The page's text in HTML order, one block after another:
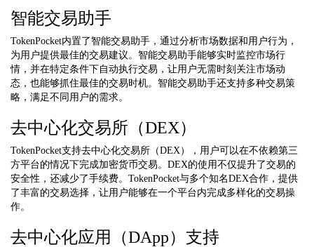
智能交易助手
TokenPocket内置了智能交易助手，通过分析市场数据和用户行为，
为用户提供最佳的交易建议。智能交易助手能够实时监控市场行
情，并在特定条件下自动执行交易，让用户无需时刻关注市场动
态，也能够抓住最佳的交易时机。智能交易助手还支持多种交易策
略，满足不同用户的需求。
去中心化交易所（DEX）
TokenPocket支持去中心化交易所（DEX），用户可以在不依赖第三
方平台的情况下完成加密货币交易。DEX的使用不仅提升了交易的
安全性，还减少了手续费。TokenPocket与多个知名DEX合作，提供
了丰富的交易选择，让用户能够在一个平台内完成多样化的交易操
作。
去中心化应用（DApp）支持